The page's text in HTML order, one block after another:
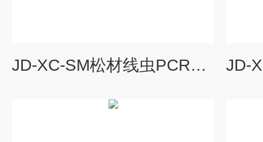
JD-XC-SM松材线虫PCR检测仪